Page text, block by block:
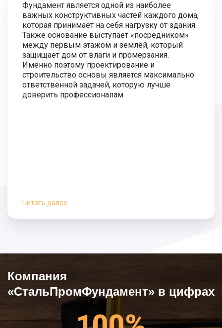
руб.
Монтаж сваи 5000 мм.
1 600 руб.
Длина сваи 5500 мм.
2 200 руб.
Монтаж сваи 5500 мм.
1 700 руб.
Длина сваи 6000 мм.
2 300 руб.
Читать далее
Фундамент является одной из наиболее
важных конструктивных частей каждого дома,
которая принимает на себя нагрузку от здания.
Также основание выступает «посредником»
между первым этажом и землёй, который
защищает дом от влаги и промерзания.
Именно поэтому проектирование и
строительство основы является максимально
ответственной задачей, которую лучше
доверить профессионалам.
Компания
«СтальПромФундамент» в цифрах